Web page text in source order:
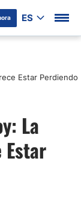
ES
Estar Perdiendo
La
Estar